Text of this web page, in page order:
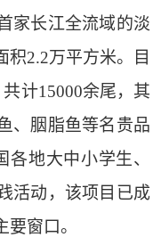
家长江全流域的淡
积2.2万平方米。目
计15000余尾，其
、胭脂鱼等名贵品
地大中小学生、
活动，该项目已成
窗口。